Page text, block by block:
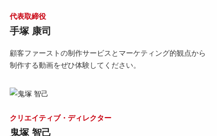
代表取締役
手塚 康司
顧客ファーストの制作サービスとマーケティング的観点から
制作する動画をぜひ体験してください。
クリエイティブ・ディレクター
鬼塚 智己